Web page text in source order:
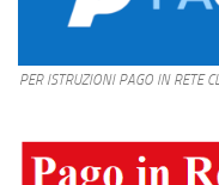
PER ISTRUZIONI PAGO IN RETE